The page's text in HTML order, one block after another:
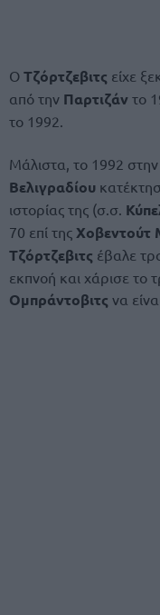
Ο Τζόρτζεβιτς είχε
από την Παρτιζάν το
το 1992.
Μάλιστα, το 1992 στην
Βελιγραδίου
ιστορίας της (σ.σ.
70 επί της Χοβεντούτ
Τζόρτζεβιτς έβαλε
εκπνοή και χάρισε το
Ομπράντοβιτς να